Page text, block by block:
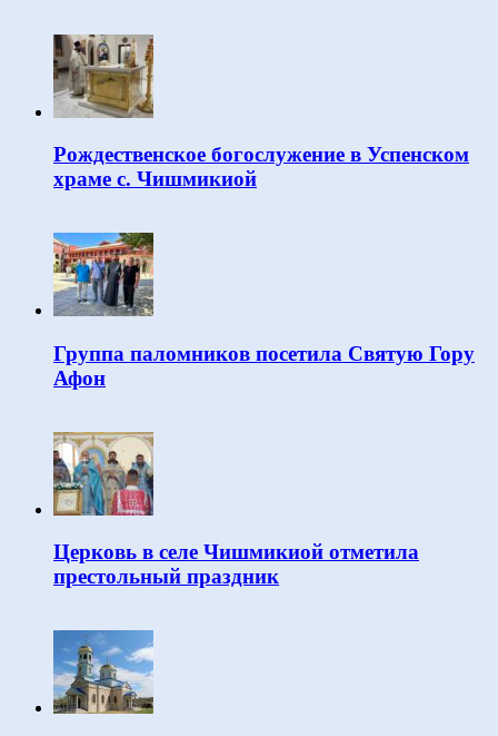
Рождественское богослужение в Успенском
храме с. Чишмикиой
Группа паломников посетила Святую Гору
Афон
Церковь в селе Чишмикиой отметила
престольный праздник